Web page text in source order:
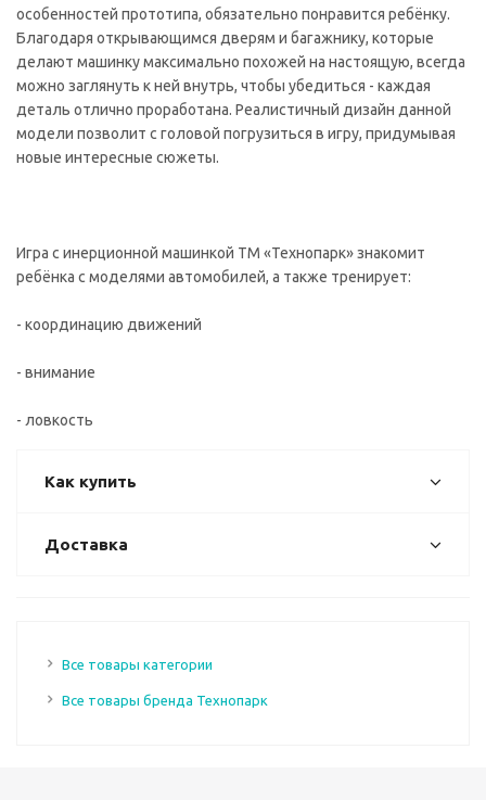
особенностей прототипа, обязательно понравится ребёнку.
Благодаря открывающимся дверям и багажнику, которые
делают машинку максимально похожей на настоящую, всегда
можно заглянуть к ней внутрь, чтобы убедиться - каждая
деталь отлично проработана. Реалистичный дизайн данной
модели позволит с головой погрузиться в игру, придумывая
новые интересные сюжеты.
Игра с инерционной машинкой ТМ «Технопарк» знакомит
ребёнка с моделями автомобилей, а также тренирует:
- координацию движений
- внимание
- ловкость
Как купить
Доставка
Все товары категории
Все товары бренда Технопарк